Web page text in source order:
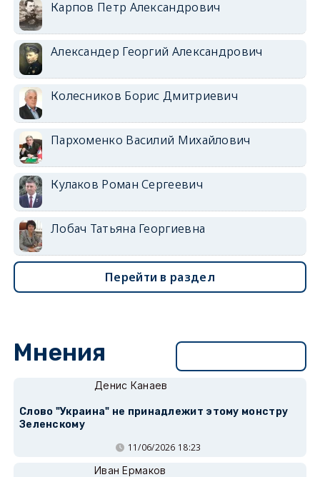
Карпов Петр Александрович
Александер Георгий Александрович
Колесников Борис Дмитриевич
Пархоменко Василий Михайлович
Кулаков Роман Сергеевич
Лобач Татьяна Георгиевна
Перейти в раздел
Мнения
Денис Канаев
Слово "Украина" не принадлежит этому монстру
Зеленскому
11/06/2026 18:23
Иван Ермаков